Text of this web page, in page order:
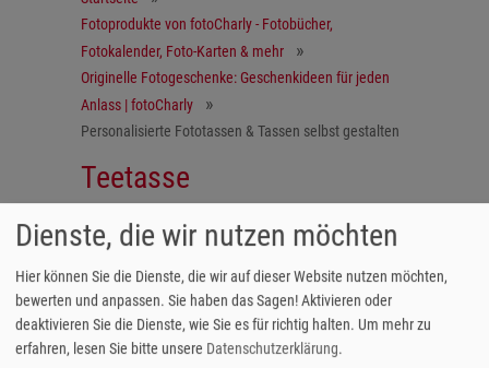
Fotoprodukte von fotoCharly - Fotobücher,
Fotokalender, Foto-Karten & mehr
Originelle Fotogeschenke: Geschenkideen für jeden
Anlass | fotoCharly
Personalisierte Fototassen & Tassen selbst gestalten
Teetasse
It's Teatime!
Nicht nur für den Fünf-Uhr-Tee: Freuen Sie
sich bei jeder Tasse Tee an dem individuellen
Fotodruck, der Ihren Teebecher ziert. Die
Dienste, die wir nutzen möchten
Hier können Sie die Dienste, die wir auf dieser Website nutzen möchten,
bewerten und anpassen. Sie haben das Sagen! Aktivieren oder
deaktivieren Sie die Dienste, wie Sie es für richtig halten. Um mehr zu
erfahren, lesen Sie bitte unsere Datenschutzerklärung.